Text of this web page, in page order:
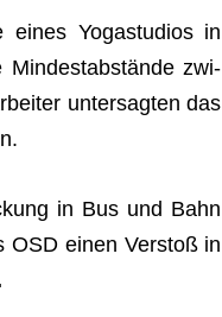
eines Yoga­stu­dios in
Min­dest­ab­stände zwi­
unter­sag­ten das
in Bus und Bahn
OSD einen Ver­stoß in